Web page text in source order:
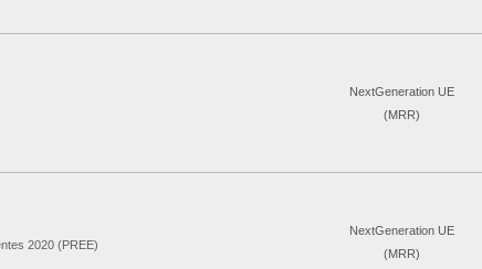
NextGeneration UE
(MRR)
2020 (PREE)
NextGeneration UE
(MRR)